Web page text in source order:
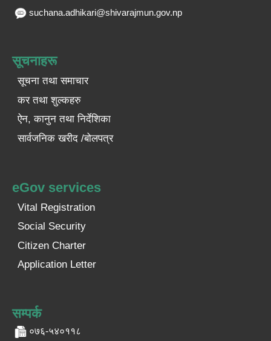
suchana.adhikari@shivarajmun.gov.np
सूचनाहरू
सूचना तथा समाचार
कर तथा शुल्कहरु
ऐन, कानुन तथा निर्देशिका
सार्वजनिक खरीद /बोलपत्र
eGov services
Vital Registration
Social Security
Citizen Charter
Application Letter
सम्पर्क
०७६-५४०११८